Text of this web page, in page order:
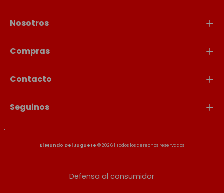
Nosotros
Compras
Contacto
Seguinos
El Mundo Del Juguete © 2026 | Todos los derechos reservados
Defensa al consumidor